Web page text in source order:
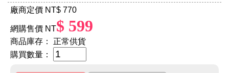
廠商定價 NT$ 770
網購售價 NT$ 599
商品庫存：
正常供貨
購買數量：